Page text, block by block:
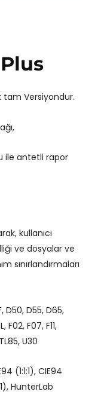
tam Versiyondur.
ile antetli rapor
kullanıcı
ve dosyalar ve
sınırlandırmaları
D50, D55, D65,
F02, F07, F11,
U30
(1:1:1), CIE94
HunterLab